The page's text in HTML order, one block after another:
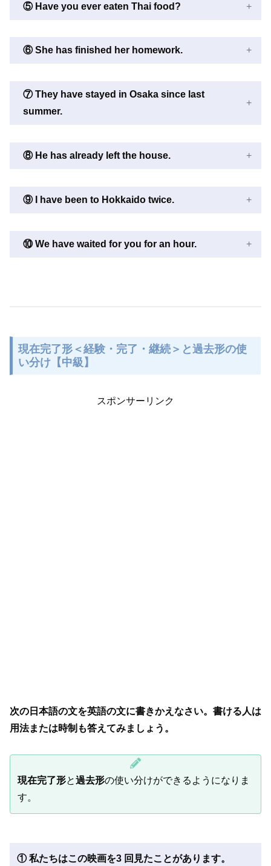
⑤ Have you ever eaten Thai food?
⑥ She has finished her homework.
⑦ They have stayed in Osaka since last
summer.
⑧ He has already left the house.
⑨ I have been to Hokkaido twice.
⑩ We have waited for you for an hour.
現在完了形＜経験・完了・継続＞と過去形の使
い分け【中級】
スポンサーリンク
次の日本語の文を英語の文に書きかえなさい。書ける人は
用法または時制も答えてみましょう。
現在完了形と過去形の使い分けができるようになりま
す。
① 私たちはこの映画を3 回見たことがあります。